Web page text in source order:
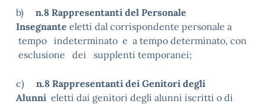
b) n.8 Rappresentanti del Personale
Insegnante eletti dal corrispondente personale a
tempo indeterminato e a tempo determinato, con
esclusione dei supplenti temporanei;
c) n.8 Rappresentanti dei Genitori degli
Alunni eletti dai genitori degli alunni iscritti o di